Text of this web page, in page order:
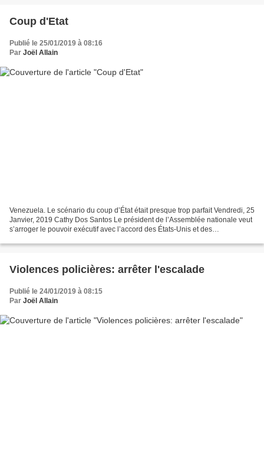
Coup d'Etat
Publié le 25/01/2019 à 08:16
Par Joël Allain
Venezuela. Le scénario du coup d’État était presque trop parfait Vendredi, 25
Janvier, 2019 Cathy Dos Santos Le président de l’Assemblée nationale veut
s’arroger le pouvoir exécutif avec l’accord des États-Unis et des
Violences policières: arrêter l'escalade
Publié le 24/01/2019 à 08:15
Par Joël Allain